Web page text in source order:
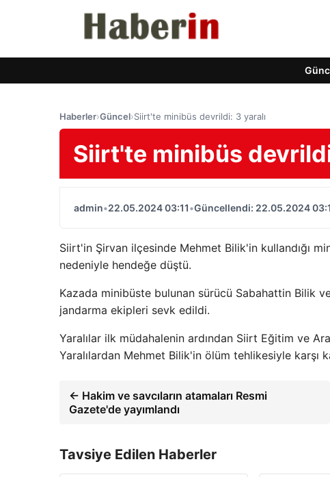
Haberler›Güncel›Siirt'te minibüs devrildi: 3 yaralı
Siirt'te minibüs
admin•22.05.2024 03:11•Güncellendi: 22.05.2024
Siirt'in Şirvan ilçesinde Mehmet Bilik'in kullandığı
nedeniyle hendeğe düştü.
Kazada minibüste bulunan sürücü Sabahattin Bilik
jandarma ekipleri sevk edildi.
Yaralılar ilk müdahalenin ardından Siirt Eğitim ve
Yaralılardan Mehmet Bilik'in ölüm tehlikesiyle karşı
← Hakim ve savcıların atamaları Resmi
Gazete'de yayımlandı
Tavsiye Edilen Haberler